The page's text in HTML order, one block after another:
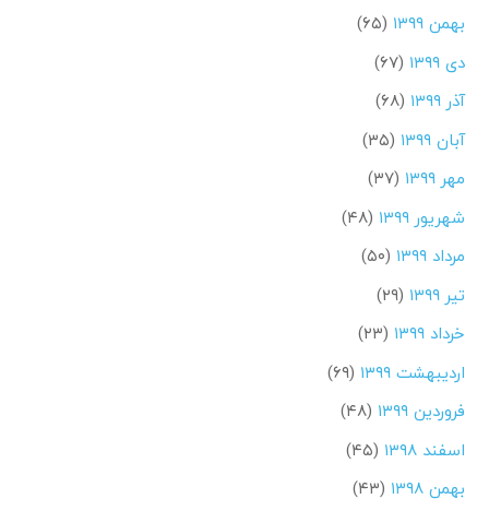
بهمن ۱۳۹۹
(۶۵)
دی ۱۳۹۹
(۶۷)
آذر ۱۳۹۹
(۶۸)
آبان ۱۳۹۹
(۳۵)
مهر ۱۳۹۹
(۳۷)
شهریور ۱۳۹۹
(۴۸)
مرداد ۱۳۹۹
(۵۰)
تیر ۱۳۹۹
(۲۹)
خرداد ۱۳۹۹
(۲۳)
اردیبهشت ۱۳۹۹
(۶۹)
فروردین ۱۳۹۹
(۴۸)
اسفند ۱۳۹۸
(۴۵)
بهمن ۱۳۹۸
(۴۳)